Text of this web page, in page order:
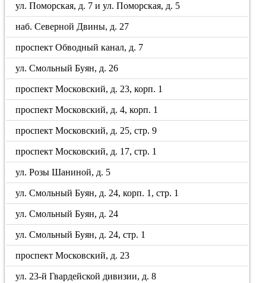
ул. Поморская, д. 7 и ул. Поморская, д. 5
наб. Северной Двины, д. 27
проспект Обводный канал, д. 7
ул. Смольный Буян, д. 26
проспект Московский, д. 23, корп. 1
проспект Московский, д. 4, корп. 1
проспект Московский, д. 25, стр. 9
проспект Московский, д. 17, стр. 1
ул. Розы Шаниной, д. 5
ул. Смольный Буян, д. 24, корп. 1, стр. 1
ул. Смольный Буян, д. 24
ул. Смольный Буян, д. 24, стр. 1
проспект Московский, д. 23
ул. 23-й Гвардейской дивизии, д. 8